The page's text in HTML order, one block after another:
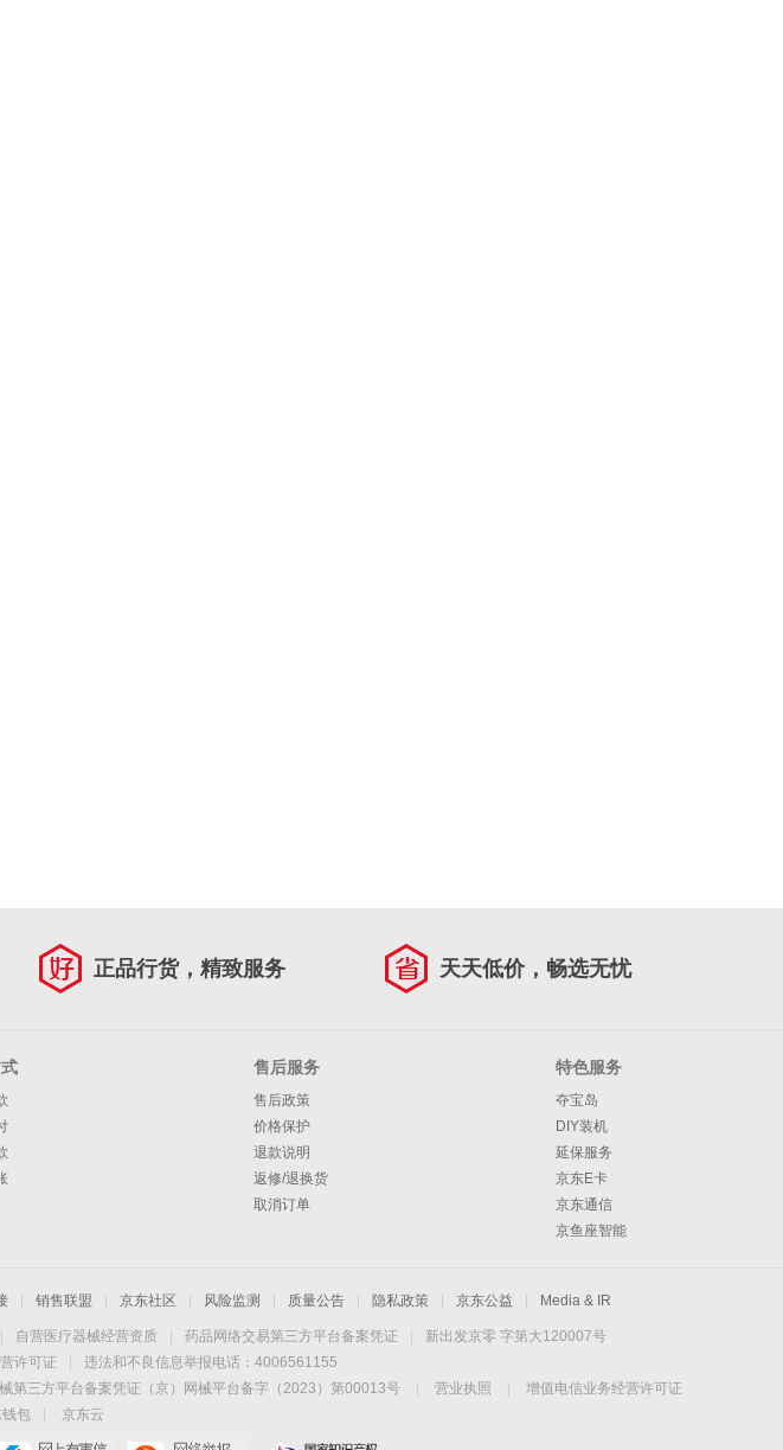
正品行货，精致服务 天天低价，畅选无忧
售后服务
售后政策
价格保护
退款说明
返修/退换货
取消订单
特色服务
夺宝岛
DIY装机
延保服务
京东E卡
京东通信
京鱼座智能
销售联盟 京东社区 风险监测 质量公告 隐私政策 京东公益 Media & IR
自营医疗器械经营资质 药品网络交易第三方平台备案凭证
新出发京零 字第大120007号
许可证
违法和不良信息举报电话：4006561155
第三方平台备案凭证（京）网械平台备字（2023）第00013号 营业执照
增值电信业务经营许可证
包
京东云